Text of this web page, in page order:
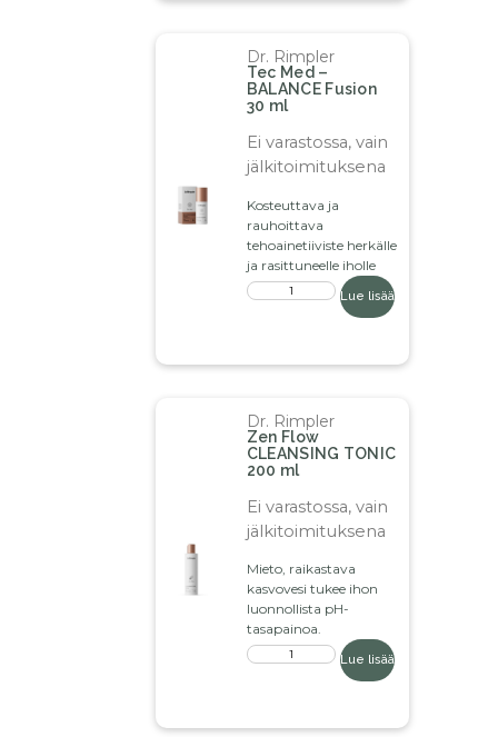
Dr. Rimpler
Tec Med –
BALANCE Fusion
30 ml
Ei varastossa, vain
jälkitoimituksena
Kosteuttava ja
rauhoittava
tehoainetiiviste herkälle
ja rasittuneelle iholle
Lue lisää
Dr. Rimpler
Zen Flow
CLEANSING TONIC
200 ml
Ei varastossa, vain
jälkitoimituksena
Mieto, raikastava
kasvovesi tukee ihon
luonnollista pH-
tasapainoa.
Lue lisää